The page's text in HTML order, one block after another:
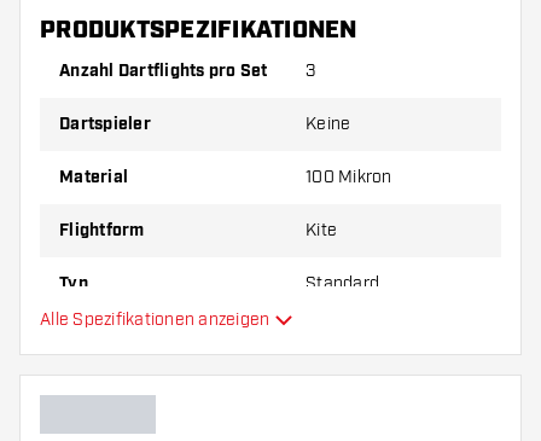
Probieren Sie eine andere Form, ein anderes
Material oder eine andere Dicke der Flights aus,
um herauszufinden, welche Variante am besten
PRODUKTSPEZIFIKATIONEN
Anzahl Dartflights pro Set 3
Dartspieler Keine
Material 100 Mikron
Flightform Kite
Typ Standard
Hauptfarbe
Alle Spezifikationen anzeigen